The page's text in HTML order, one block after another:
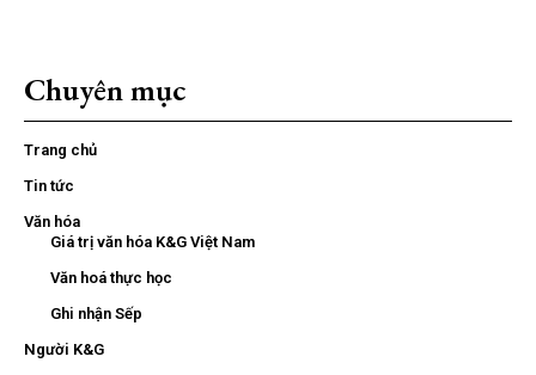
Chuyên mục
Trang chủ
Tin tức
Văn hóa
Giá trị văn hóa K&G Việt Nam
Văn hoá thực học
Ghi nhận Sếp
Người K&G